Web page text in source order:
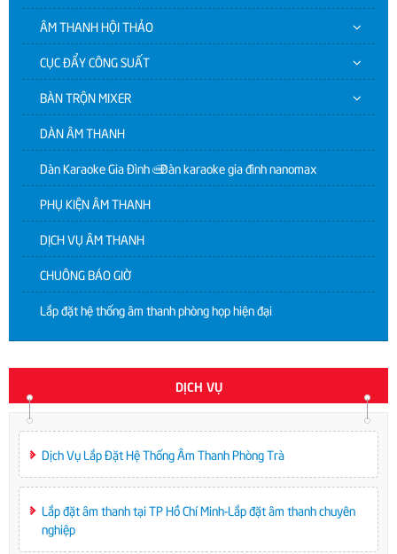
ÂM THANH HỘI THẢO
CỤC ĐẨY CÔNG SUẤT
BÀN TRỘN MIXER
DÀN ÂM THANH
Dàn Karaoke Gia Đình | Dàn karaoke gia đình nanomax
PHỤ KIỆN ÂM THANH
DỊCH VỤ ÂM THANH
CHUÔNG BÁO GIỜ
Lắp đặt hệ thống âm thanh phòng họp hiện đại
DỊCH VỤ
Dịch Vụ Lắp Đặt Hệ Thống Âm Thanh Phòng Trà
Lắp đặt âm thanh tại TP Hồ Chí Minh-Lắp đặt âm thanh chuyên
nghiệp